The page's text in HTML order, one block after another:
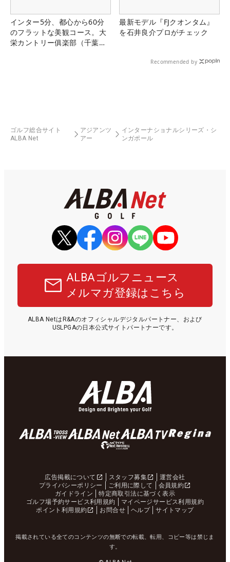
インター5分、都心から60分
のフラットな美観コース。大
栄カントリー俱楽部（千葉
最新モデル『FJクオンタム』
を石井良介プロがチェック
Recommended by
ゴルフ総合サイト
ALBA Net
アジアンツ
アー
インターナショナルシリーズ・シ
ンガポール
ALBAゴルフニュース
メルマガ登録はこちら
ALBA NetはR&Aのオフィシャルデジタルパートナー、および
USLPGAの日本公式サイトパートナーです。
広告掲載について スタッフ募集
運営会社
プライバシーポリシー
ご利用に際して
会員規約
ガイドライン
特定商取引法に基づく表示
ゴルフ場予約サービス利用規約
マイページサービス利用規約
ポイント利用規約
お問合せ ヘルプ サイトマップ
掲載されている全てのコンテンツの無断での転載、転用、コピー等は禁じま
す。